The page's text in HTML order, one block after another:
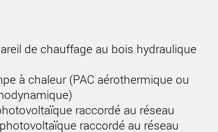
de chauffage au bois hydraulique
à chaleur (PAC aérothermique ou
raccordé au réseau
raccordé au réseau